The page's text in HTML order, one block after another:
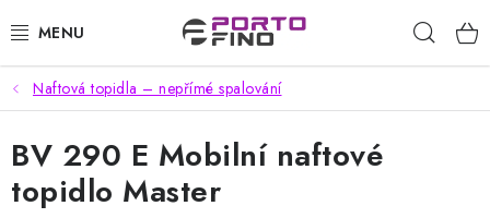
na
CHEMIE A PÉČE O VOZIDLA
PŘÍSLUŠENSTVÍ A ND K AUTOMYČKÁM
VYSOKOTLAKÉ A ČISTÍCÍ STROJE
Naftová topidla – nepřímé spalování
BV 290 E Mobilní naftové
topidlo Master